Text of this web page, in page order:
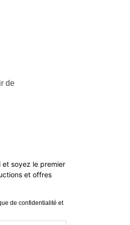
de
soyez le premier
et offres
de confidentialité et